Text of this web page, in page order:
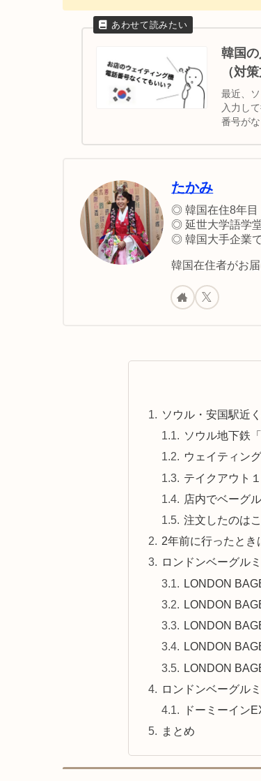
韓国
（対
最近、
入力し
番号が
たかみ
◎ 韓国在住8年目
◎ 延世大学語学
◎ 韓国大手企業
韓国在住者がお
ソウル・安国駅近
ソウル地下鉄
ウェイティン
テイクアウト
店内でベーグ
注文したのは
2年前に行ったとき
ロンドンベーグル
LONDON
LONDON
LONDON
LONDON
LONDON
ロンドンベーグル
ドーミーイン
まとめ